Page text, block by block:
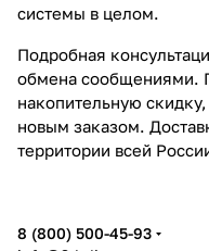
системы в целом.
Подробная
обмена сообщениями.
накопительную
новым заказом.
территории всей
8 (800) 500-45-93